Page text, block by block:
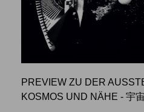
PREVIEW ZU DER
KOSMOS UND NÄHE - 宇